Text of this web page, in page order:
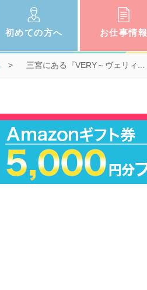
初めての方へ お仕事情報
三宮にある『VERY～ヴェリィ...